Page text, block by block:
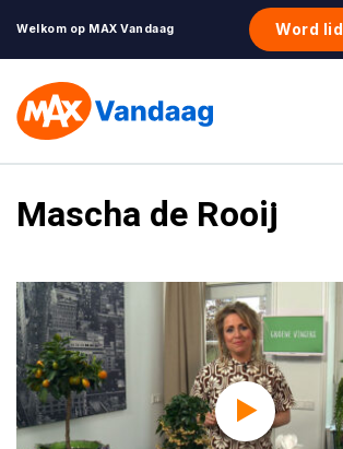
Welkom op MAX Vandaag Word lid
Mascha de Rooij